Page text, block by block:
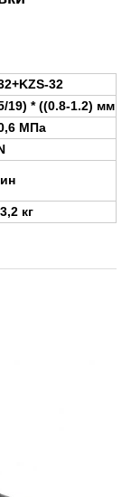
32
19) * ((0.8-1.2) мм
МПа
кг